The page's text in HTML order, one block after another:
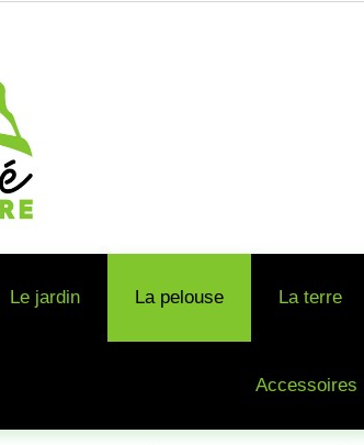
Le jardin La pelouse La terre
Accessoires